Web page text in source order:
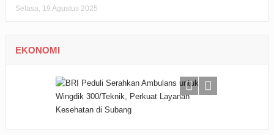
Selasa, 19 Agustus 2025
EKONOMI